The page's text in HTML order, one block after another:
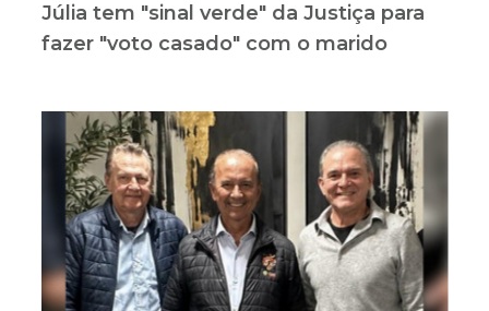
Júlia tem "sinal verde" da Justiça para
fazer "voto casado" com o marido